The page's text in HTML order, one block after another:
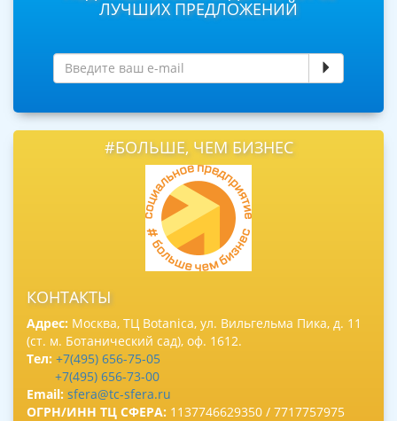
ЛУЧШИХ ПРЕДЛОЖЕНИЙ
#БОЛЬШЕ, ЧЕМ БИЗНЕС
КОНТАКТЫ
Адрес: Москва, ТЦ Botanica, ул. Вильгельма Пика, д. 11
(ст. м. Ботанический сад), оф. 1612.
Тел: +7(495) 656-75-05
+7(495) 656-73-00
Email: sfera@tc-sfera.ru
ОГРН/ИНН ТЦ СФЕРА: 1137746629350 / 7717757975